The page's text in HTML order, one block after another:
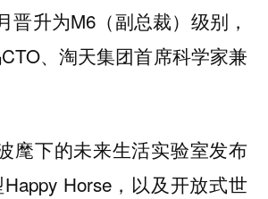
晋升为M6（副总裁）级别，
、淘天集团首席科学家兼
麾下的未来生活实验室发布
Horse，以及开放式世